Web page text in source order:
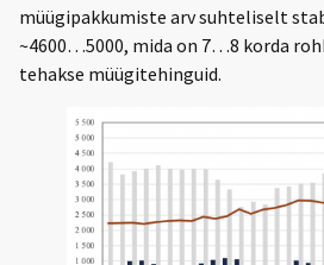
müügipakkumiste arv suhteliselt
~4600…5000, mida on 7…8 korda
tehakse müügitehinguid.